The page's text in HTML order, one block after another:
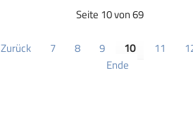
Seite 10 von 69
Zurück 7 8 9 10 11
Ende